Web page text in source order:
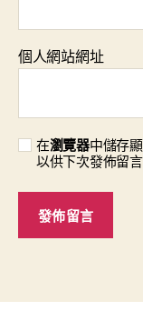
個人網站網址
在瀏覽器中儲存
以供下次發佈留